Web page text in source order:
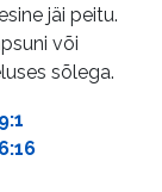
jäi peitu.
või
sõlega.